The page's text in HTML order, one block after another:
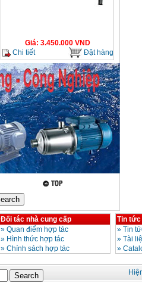
Giá: 3.450.000 VND
Chi tiết
Đặt hàng
Đối tác nhà cung cấp
» Quan điểm hợp tác
» Hình thức hợp tác
» Chính sách hợp tác
Tin
» Tin
» Tài
»